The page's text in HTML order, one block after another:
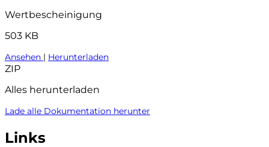
Wertbescheinigung
503 KB
Ansehen | Herunterladen
ZIP
Alles herunterladen
Lade alle Dokumentation herunter
Links